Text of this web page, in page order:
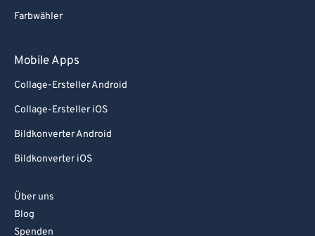
Farbwähler
Mobile Apps
Collage-Ersteller Android
Collage-Ersteller iOS
Bildkonverter Android
Bildkonverter iOS
Über uns
Blog
Spenden